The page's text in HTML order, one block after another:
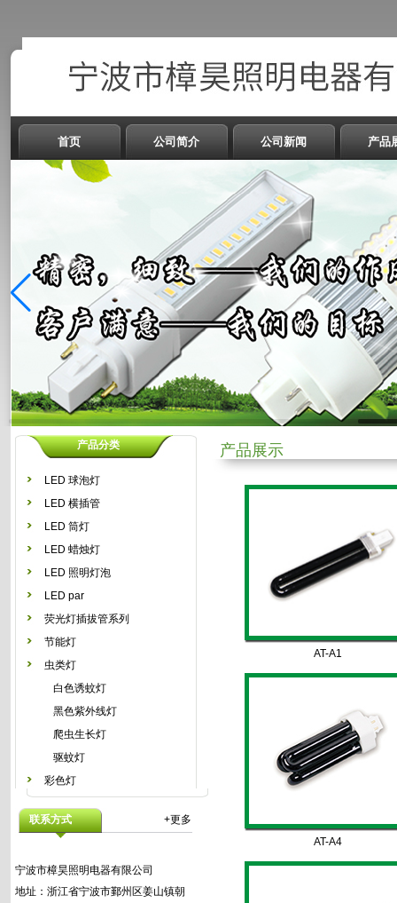
首页 公司简介 公司新闻 产品
产品分类
LED 球泡灯
LED 横插管
LED 筒灯
LED 蜡烛灯
LED 照明灯泡
LED par
荧光灯插拔管系列
节能灯
虫类灯
白色诱蚊灯
黑色紫外线灯
爬虫生长灯
驱蚊灯
彩色灯
联系方式 +更多
宁波市樟昊照明电器有限公司
地址：浙江省宁波市鄞州区姜山镇朝
产品展示
AT-A1
AT-A4